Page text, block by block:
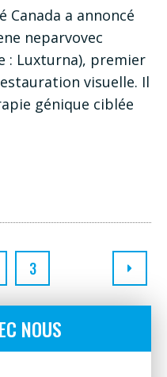
Canada a annoncé
neparvovec
: Luxturna), premier
visuelle. Il
génique ciblée
3
NOUS